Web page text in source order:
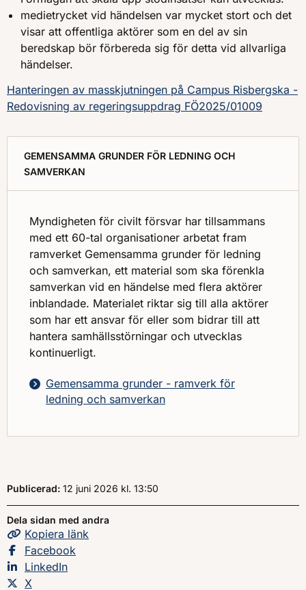
medietrycket vid händelsen var mycket stort och det
visar att offentliga aktörer som en del av sin
beredskap bör förbereda sig för detta vid allvarliga
händelser.
Hanteringen av masskjutningen på Campus Risbergska -
Redovisning av regeringsuppdrag FÖ2025/01009
GEMENSAMMA GRUNDER FÖR LEDNING OCH
SAMVERKAN
Myndigheten för civilt försvar har tillsammans
med ett 60-tal organisationer arbetat fram
ramverket Gemensamma grunder för ledning
och samverkan, ett material som ska förenkla
samverkan vid en händelse med flera aktörer
inblandade. Materialet riktar sig till alla aktörer
som har ett ansvar för eller som bidrar till att
hantera samhällsstörningar och utvecklas
kontinuerligt.
Gemensamma grunder - ramverk för
ledning och samverkan
Publicerad: 12 juni 2026 kl. , Klockan
13:50
Dela sidan med andra
Kopiera sidans
länk
Dela sidan på
Facebook
Dela sidan på
LinkedIn
Dela sidan på
X